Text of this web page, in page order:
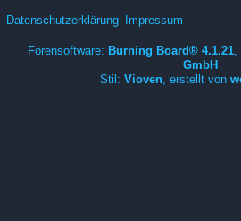
Datenschutzerklärung Impressum
Forensoftware: Burning Board® 4.1.21,
GmbH
Stil: Vioven, erstellt von